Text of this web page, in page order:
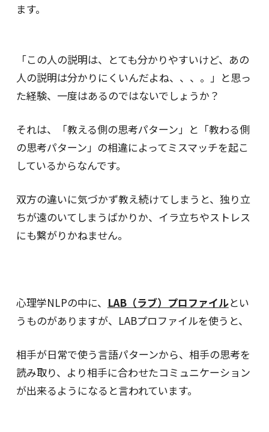
ます。
「この人の説明は、とても分かりやすいけど、あの
人の説明は分かりにくいんだよね、、、。」と思っ
た経験、一度はあるのではないでしょうか？
それは、「教える側の思考パターン」と「教わる側
の思考パターン」の相違によってミスマッチを起こ
しているからなんです。
双方の違いに気づかず教え続けてしまうと、独り立
ちが遠のいてしまうばかりか、イラ立ちやストレス
にも繋がりかねません。
心理学NLPの中に、 LAB（ラブ）プロファイルとい
うものがありますが、LABプロファイルを使うと、
相手が日常で使う言語パターンから、相手の思考を
読み取り、より相手に合わせたコミュニケーション
が出来るようになると言われています。